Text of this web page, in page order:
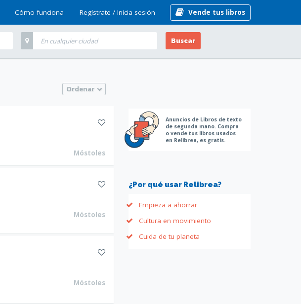
Cómo funciona Regístrate / Inicia sesión Vende tus libros
Buscar
Ordenar
Móstoles
Móstoles
Móstoles
Anuncios de Libros de texto
de segunda mano. Compra
o vende tus libros usados
en Relibrea, es gratis.
¿Por qué usar Relibrea?
Empieza a ahorrar
Cultura en movimiento
Cuida de tu planeta